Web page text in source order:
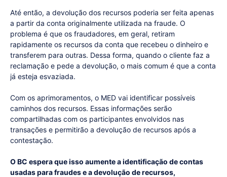
Até então, a devolução dos recursos poderia ser feita apenas
a partir da conta originalmente utilizada na fraude. O
problema é que os fraudadores, em geral, retiram
rapidamente os recursos da conta que recebeu o dinheiro e
transferem para outras. Dessa forma, quando o cliente faz a
reclamação e pede a devolução, o mais comum é que a conta
já esteja esvaziada.
Com os aprimoramentos, o MED vai identificar possíveis
caminhos dos recursos. Essas informações serão
compartilhadas com os participantes envolvidos nas
transações e permitirão a devolução de recursos após a
contestação.
O BC espera que isso aumente a identificação de contas
usadas para fraudes e a devolução de recursos,